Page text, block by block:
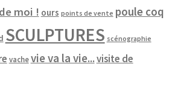
moi ! ours points de vente poule coq
SCULPTURES scénographie
vache vie va la vie...visite de